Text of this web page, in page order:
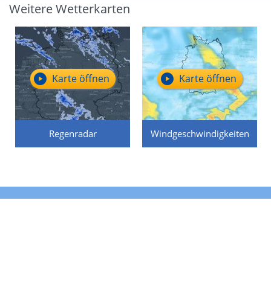
Weitere Wetterkarten
Regenradar
Karte öffnen
Windgeschwindigkeiten
Karte öffnen